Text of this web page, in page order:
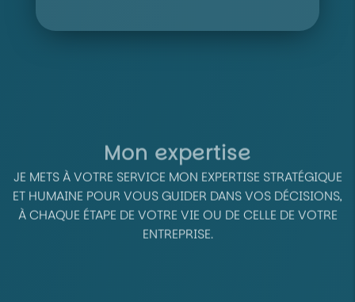
Mon expertise
JE METS À VOTRE SERVICE MON EXPERTISE STRATÉGIQUE
ET HUMAINE POUR VOUS GUIDER DANS VOS DÉCISIONS,
À CHAQUE ÉTAPE DE VOTRE VIE OU DE CELLE DE VOTRE
ENTREPRISE.